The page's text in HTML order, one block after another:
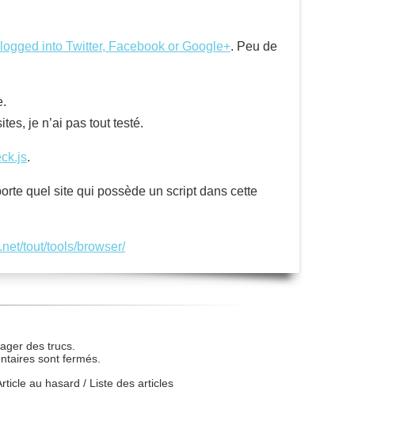
into Twitter, Facebook or Google+. Peu de
je n’ai pas tout testé.
.
quel site qui possède un script dans cette
tout/tools/browser/
des trucs.
sont fermés.
au hasard / Liste des articles